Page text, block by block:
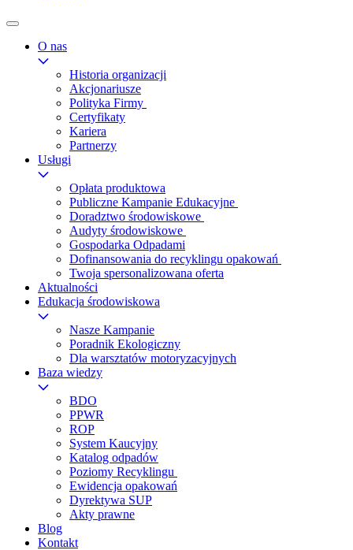
O nas
Historia organizacji
Akcjonariusze
Polityka Firmy
Certyfikaty
Kariera
Partnerzy
Usługi
Opłata produktowa
Publiczne Kampanie Edukacyjne
Doradztwo środowiskowe
Audyty środowiskowe
Gospodarka Odpadami
Dofinansowania do recyklingu opakowań
Twoja spersonalizowana oferta
Aktualności
Edukacja środowiskowa
Nasze Kampanie
Poradnik Ekologiczny
Dla warsztatów motoryzacyjnych
Baza wiedzy
BDO
PPWR
ROP
System Kaucyjny
Katalog odpadów
Poziomy Recyklingu
Ewidencja opakowań
Dyrektywa SUP
Akty prawne
Blog
Kontakt